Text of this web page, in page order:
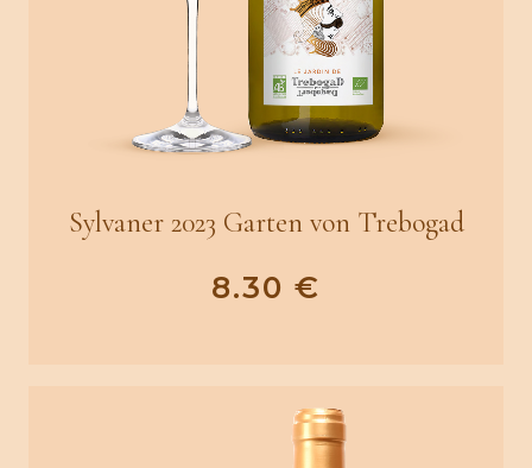
Sylvaner 2023 Garten von Trebogad
8.30 €